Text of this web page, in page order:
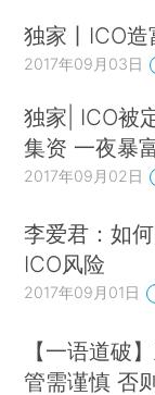
独家丨ICO造
2017年09月03日
独家| ICO被
集资 一夜暴
2017年09月02日
李爱君：如
ICO风险
2017年09月01日
【一语道破
管需谨慎 否